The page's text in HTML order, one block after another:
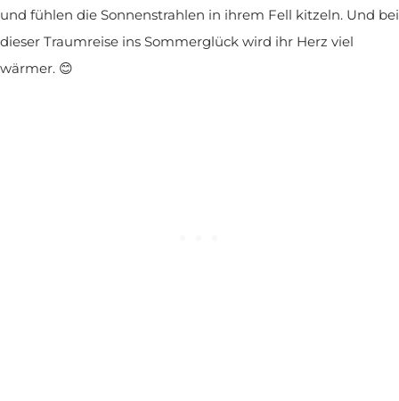
und fühlen die Sonnenstrahlen in ihrem Fell kitzeln. Und bei
dieser Traumreise ins Sommerglück wird ihr Herz viel
wärmer. 😊